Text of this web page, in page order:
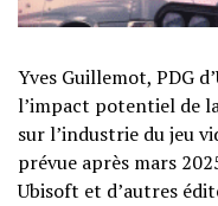
Yves Guillemot, PDG
l’impact potentiel de
sur l’industrie du jeu
prévue après mars
Ubisoft et d’autres